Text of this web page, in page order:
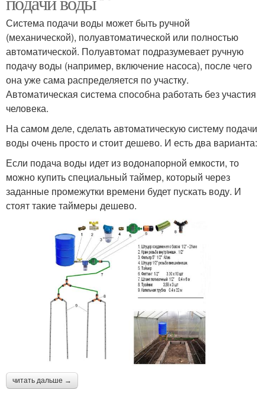
Система подачи воды может быть ручной
(механической), полуавтоматической или полностью
автоматической. Полуавтомат подразумевает ручную
подачу воды (например, включение насоса), после чего
она уже сама распределяется по участку.
Автоматическая система способна работать без участия
человека.
На самом деле, сделать автоматическую систему подачи
воды очень просто и стоит дешево. И есть два варианта:
Если подача воды идет из водонапорной емкости, то
можно купить специальный таймер, который через
заданные промежутки времени будет пускать воду. И
стоят такие таймеры дешево.
читать дальше →